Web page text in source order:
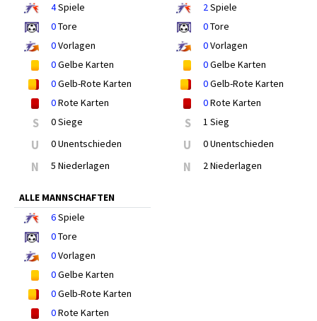
4Spiele
0Tore
0Vorlagen
0Gelbe Karten
0Gelb-Rote Karten
0Rote Karten
S 0 Siege
U 0 Unentschieden
N 5 Niederlagen
2Spiele
0Tore
0Vorlagen
0Gelbe Karten
0Gelb-Rote Karten
0Rote Karten
S 1 Sieg
U 0 Unentschieden
N 2 Niederlagen
ALLE MANNSCHAFTEN
6Spiele
0Tore
0Vorlagen
0Gelbe Karten
0Gelb-Rote Karten
0Rote Karten